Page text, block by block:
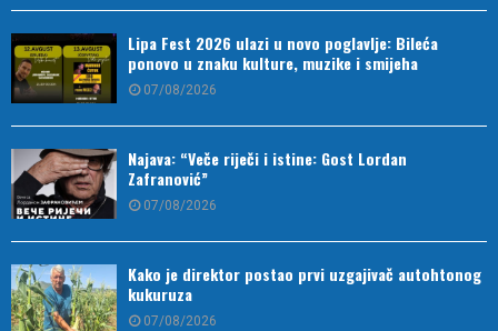
Lipa Fest 2026 ulazi u novo poglavlje: Bileća
ponovo u znaku kulture, muzike i smijeha
07/08/2026
Najava: “Veče riječi i istine: Gost Lordan
Zafranović”
07/08/2026
Kako je direktor postao prvi uzgajivač autohtonog
kukuruza
07/08/2026